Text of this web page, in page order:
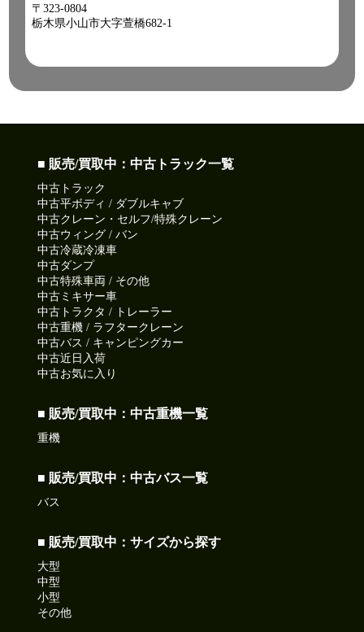
〒323-0804
栃木県小山市大字萱橋682-1
■ 販売/買取中：中古トラック一覧
中古トラック
中古平ボディ / ダブルキャブ
中古クレーン・セルフ/特殊クレーン
中古ウィング / バン
中古冷蔵冷凍車
中古ダンプ
中古特殊車両 / その他
中古ミキサー車
中古トラクタ / トレーラー
中古重機 / ラフタークレーン
中古バス / キャンピングカー
中古近日入荷
中古お気に入り
■ 販売/買取中：中古重機一覧
重機
■ 販売/買取中：中古バス一覧
バス
■ 販売/買取中：サイズから探す
大型
中型
小型
その他